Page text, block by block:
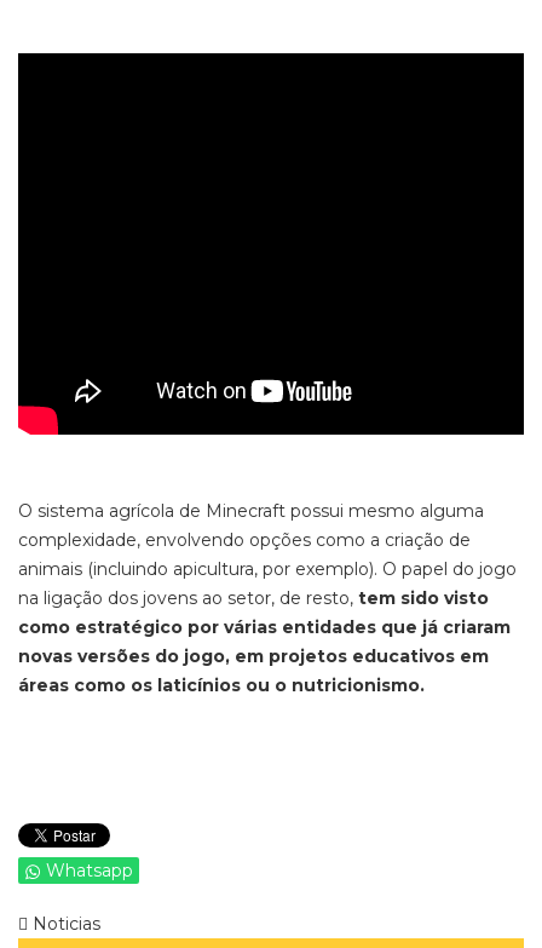
O sistema agrícola de Minecraft possui mesmo alguma
complexidade, envolvendo opções como a criação de
animais (incluindo apicultura, por exemplo). O papel do jogo
na ligação dos jovens ao setor, de resto, tem sido visto
como estratégico por várias entidades que já criaram
novas versões do jogo, em projetos educativos em
áreas como os laticínios ou o nutricionismo.
Whatsapp
Noticias